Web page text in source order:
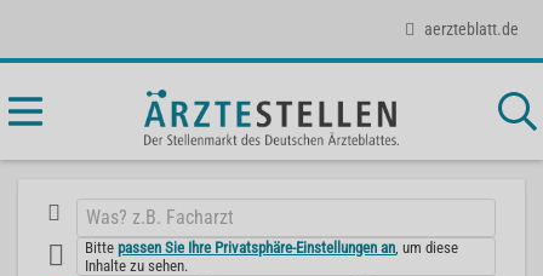
aerzteblatt.de
Bittepassen Sie Ihre Privatsphäre-Einstellungen an , um diese
Inhalte zu sehen.